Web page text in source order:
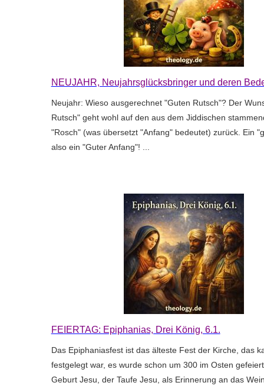
NEUJAHR, Neujahrsglücksbringer und deren
Neujahr: Wieso ausgerechnet "Guten Rutsch"? Der
Rutsch" geht wohl auf den aus dem Jiddischen
"Rosch" (was übersetzt "Anfang" bedeutet) zurück. Ein
also ein "Guter Anfang"! ...
FEIERTAG: Epiphanias, Drei König, 6.1.
Das Epiphaniasfest ist das älteste Fest der Kirche, das
festgelegt war, es wurde schon um 300 im Osten
Geburt Jesu, der Taufe Jesu, als Erinnerung an das